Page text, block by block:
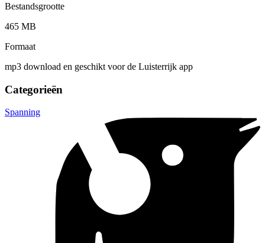
Bestandsgrootte
465 MB
Formaat
mp3 download en geschikt voor de Luisterrijk app
Categorieën
Spanning